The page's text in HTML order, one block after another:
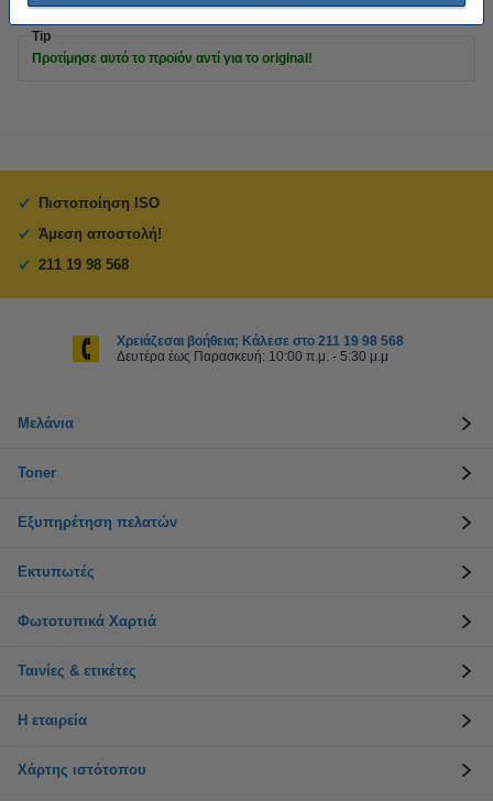
Tip
Προτίμησε αυτό το προϊόν αντί για το original!
Πιστοποίηση ISO
Άμεση αποστολή!
211 19 98 568
Χρειάζεσαι βοήθεια; Κάλεσε στο 211 19 98 568
Δευτέρα έως Παρασκευή: 10:00 π.μ. - 5:30 μ.μ
Μελάνια
Toner
Εξυπηρέτηση πελατών
Εκτυπωτές
Φωτοτυπικά Χαρτιά
Ταινίες & ετικέτες
Η εταιρεία
Χάρτης ιστότοπου